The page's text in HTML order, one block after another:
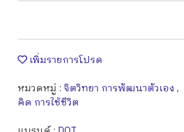
เพิ่มรายการโปรด
หมวดหมู่ :จิตวิทยา การพัฒนาตัวเอง ,
คิด การใช้ชีวิต